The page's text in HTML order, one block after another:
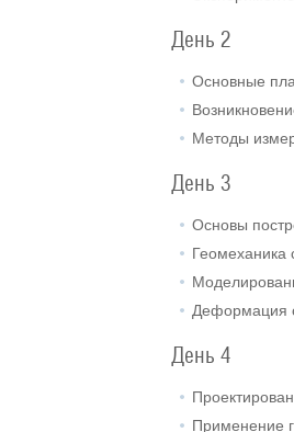
День 2
Основные
Методы
День 3
Основы
Геомеханика
Деформация
День 4
Применение